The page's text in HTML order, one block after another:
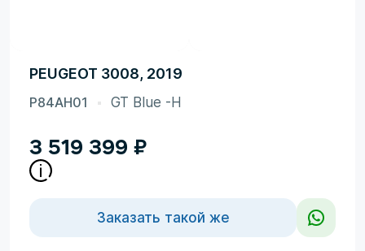
PEUGEOT 3008, 2019
P84AH01 GT Blue -H
3 519 399 ₽
Заказать такой же